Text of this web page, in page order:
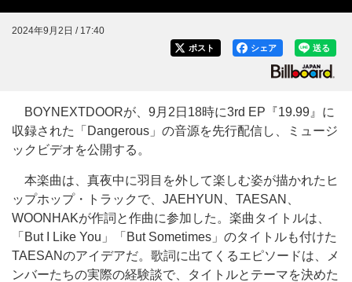
2024年9月2日 / 17:40
送る
シェア
ポスト
BOYNEXTDOORが、9月2日18時に3rd EP『19.99』に
収録された「Dangerous」の音源を先行配信し、ミュージ
ックビデオを公開する。
本楽曲は、真夜中に羽目を外して楽しむ姿が描かれたヒ
ップホップ・トラックで、JAEHYUN、TAESAN、
WOONHAKが作詞と作曲に参加した。楽曲タイトルは、
「But I Like You」「But Sometimes」のタイトルも付けた
TAESANのアイデアだ。歌詞に出てくるエピソードは、メ
ンバーたちの実際の経験談で、タイトルとテーマを決めた